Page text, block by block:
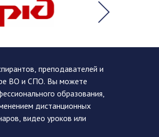
преподавателей и
ВО и СПО. Вы можете
образования,
дистанционных
видео уроков или